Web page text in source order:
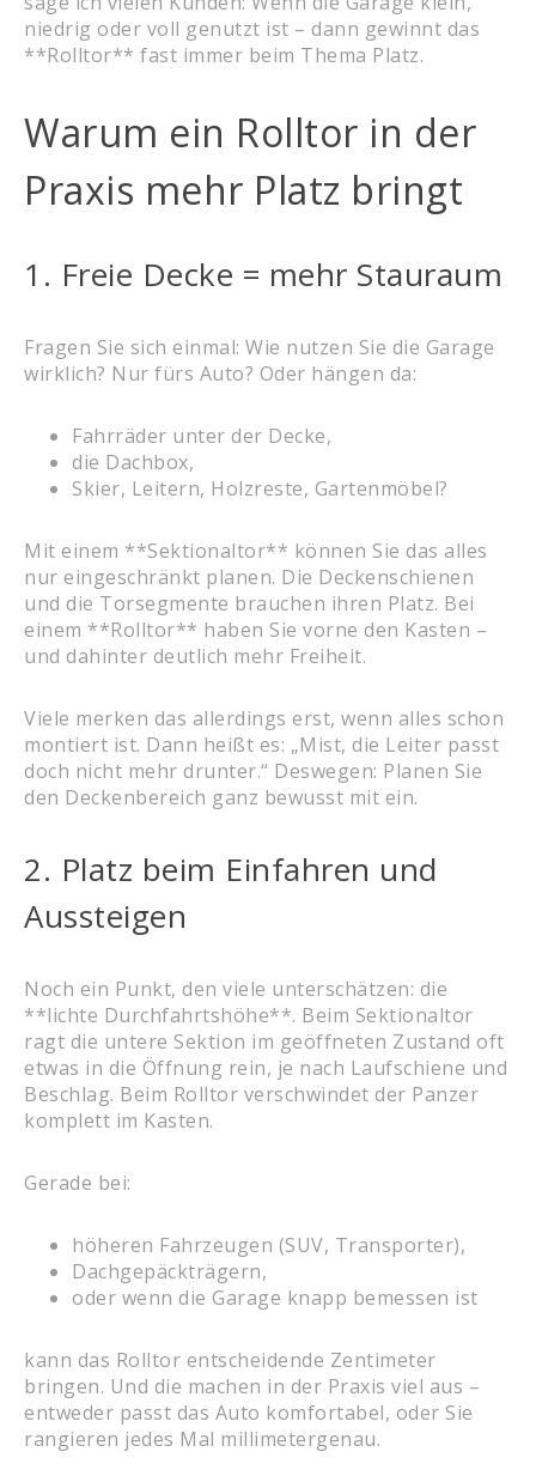
niedrig oder voll genutzt ist – dann gewinnt das
**Rolltor** fast immer beim Thema Platz.
Warum ein Rolltor in der
Praxis mehr Platz bringt
1. Freie Decke = mehr Stauraum
Fragen Sie sich einmal: Wie nutzen Sie die Garage
wirklich? Nur fürs Auto? Oder hängen da:
Fahrräder unter der Decke,
die Dachbox,
Skier, Leitern, Holzreste, Gartenmöbel?
Mit einem **Sektionaltor** können Sie das alles
nur eingeschränkt planen. Die Deckenschienen
und die Torsegmente brauchen ihren Platz. Bei
einem **Rolltor** haben Sie vorne den Kasten –
und dahinter deutlich mehr Freiheit.
Viele merken das allerdings erst, wenn alles schon
montiert ist. Dann heißt es: „Mist, die Leiter passt
doch nicht mehr drunter.“ Deswegen: Planen Sie
den Deckenbereich ganz bewusst mit ein.
2. Platz beim Einfahren und
Aussteigen
Noch ein Punkt, den viele unterschätzen: die
**lichte Durchfahrtshöhe**. Beim Sektionaltor
ragt die untere Sektion im geöffneten Zustand oft
etwas in die Öffnung rein, je nach Laufschiene und
Beschlag. Beim Rolltor verschwindet der Panzer
komplett im Kasten.
Gerade bei:
höheren Fahrzeugen (SUV, Transporter),
Dachgepäckträgern,
oder wenn die Garage knapp bemessen ist
kann das Rolltor entscheidende Zentimeter
bringen. Und die machen in der Praxis viel aus –
entweder passt das Auto komfortabel, oder Sie
rangieren jedes Mal millimetergenau.